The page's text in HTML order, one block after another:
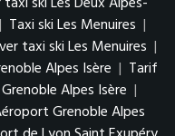
| Taxi ski Les Menuires |
taxi ski Les Menuires |
Alpes Isère | Tarif
Alpes Isère |
Grenoble Alpes